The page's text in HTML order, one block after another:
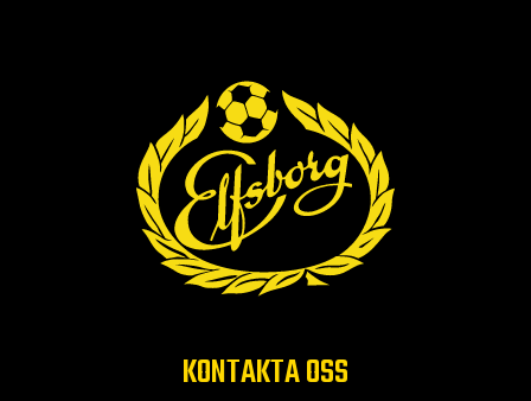
KONTAKTA OSS